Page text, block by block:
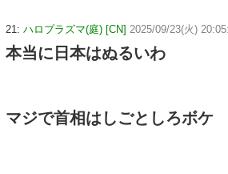
21: ハロプラズマ(庭) [CN] 2025/09/23(火)
本当に日本はぬるいわ
マジで首相はしごとしろボケ